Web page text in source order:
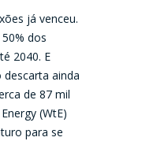
já venceu.
dos
2040. E
ainda
de 87 mil
(WtE)
para se